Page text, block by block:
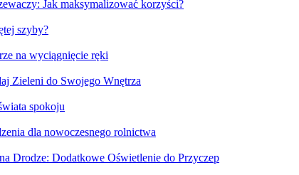
Jak maksymalizować korzyści?
szyby?
na wyciągnięcie ręki
Zieleni do Swojego Wnętrza
spokoju
dla nowoczesnego rolnictwa
Drodze: Dodatkowe Oświetlenie do Przyczep